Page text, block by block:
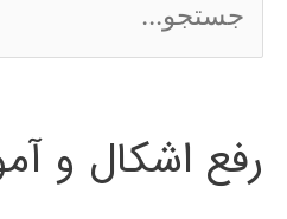
س
ج
رفع اشکال و